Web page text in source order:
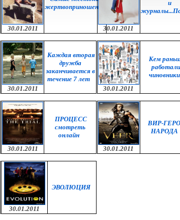
30.01.2011
жертвоприношения
30.01.2011
и
30.01.2011
Каждая вторая
дружба
заканчивается в
течение 7 лет
30.01.2011
Кем
работали
чиновники
30.01.2011
ПРОЦЕСС
смотреть
онлайн
30.01.2011
ВИР-
НАРОДА
30.01.2011
ЭВОЛЮЦИЯ